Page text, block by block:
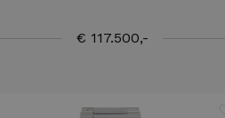
€ 117.500,-